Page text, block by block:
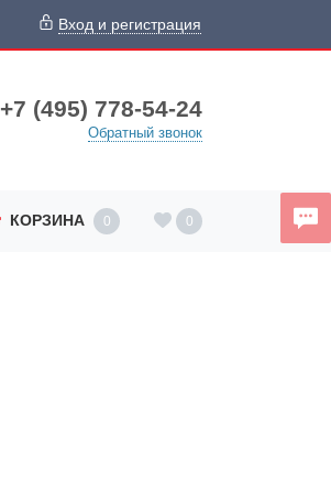
Вход и регистрация
+7 (495) 778-54-24
Обратный звонок
КОРЗИНА 0 0